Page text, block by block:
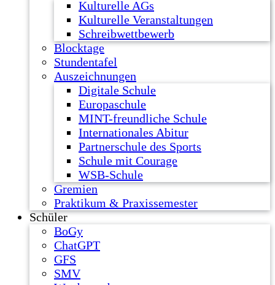
Kulturelle AGs
Kulturelle Veranstaltungen
Schreibwettbewerb
Blocktage
Stundentafel
Auszeichnungen
Digitale Schule
Europaschule
MINT-freundliche Schule
Internationales Abitur
Partnerschule des Sports
Schule mit Courage
WSB-Schule
Gremien
Praktikum & Praxissemester
Schüler
BoGy
ChatGPT
GFS
SMV